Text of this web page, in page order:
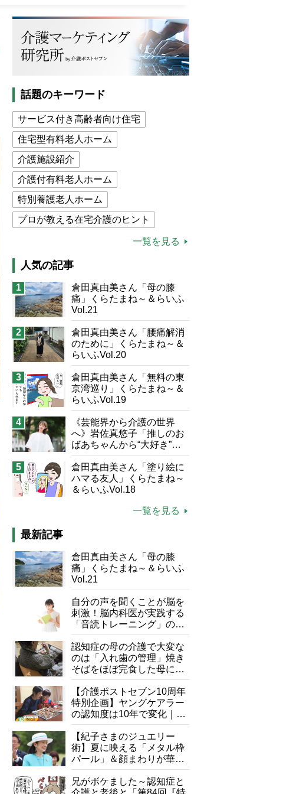
「山椒」×「キャベツ」で胃腸の働きを整える
話題のキーワード
サービス付き高齢者向け住宅
住宅型有料老人ホーム
介護施設紹介
介護付有料老人ホーム
特別養護老人ホーム
プロが教える在宅介護のヒント
介護食
高木ブー
ケアマネジャー
猫が母になつきません
息子の遠距離介護サバイバル術
兄がボケました
便利なサービス
予防法
一覧を見る
人気の記事
1
倉田真由美さん「母の膝
痛」くらたまね～＆らいふ
Vol.21
2
倉田真由美さん「腰痛解消
のために」くらたまね～＆
らいふVol.20
3
倉田真由美さん「無料の東
京湾巡り」くらたまね～＆
らいふVol.19
4
《芸能界から介護の世界
へ》岩佐真悠子「推しのお
ばあちゃんから“大好き”を
もらえる」理不尽さも吹き
飛ぶ“やりがい”、介護の現
場は「愛おしい」
5
倉田真由美さん「塗り絵に
ハマる友人」くらたまね～
＆らいふVol.18
一覧を見る
最新記事
倉田真由美さん「母の膝
痛」くらたまね～＆らいふ
Vol.21
自分の声を聞くことが脳を
刺激！脳内科医が実践する
「音読トレーニング」の極
意
認知症の母の介護で大変な
のは「入れ歯の管理」焼き
そばをほぼ完食した母に息
子が血の気が引いた理由
【介護ポストセブン10周年
特別企画】ヤングケアラー
の認知度は10年で変化｜流
行語大賞にノミネート、法
律にも明記されたが果たし
て現在は？
【紀子さまのジュエリー
術】夏に映える「メタル枠
パール」＆顔まわりが華や
ぐ「揺れる一粒」の使い分
け方
兄がボケました～認知症と